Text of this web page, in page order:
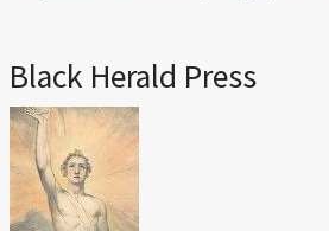
Black Herald Press